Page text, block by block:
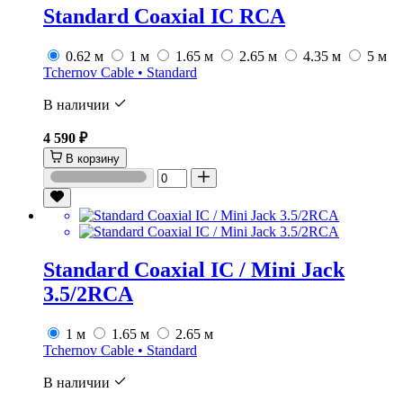
Standard Coaxial IC RCA
0.62 м 1 м 1.65 м 2.65 м 4.35 м
5 м
Tchernov Cable • Standard
В наличии
4 590 ₽
В корзину
Standard Coaxial IC / Mini Jack
3.5/2RCA
1 м 1.65 м
2.65 м
Tchernov Cable • Standard
В наличии